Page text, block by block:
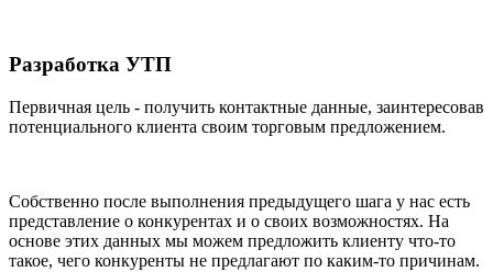
Разработка УТП
Первичная цель - получить контактные данные, заинтересовав
потенциального клиента своим торговым предложением.
Собственно после выполнения предыдущего шага у нас есть
представление о конкурентах и о своих возможностях. На
основе этих данных мы можем предложить клиенту что-то
такое, чего конкуренты не предлагают по каким-то причинам.